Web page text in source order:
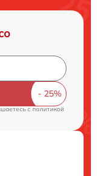
cполитикой